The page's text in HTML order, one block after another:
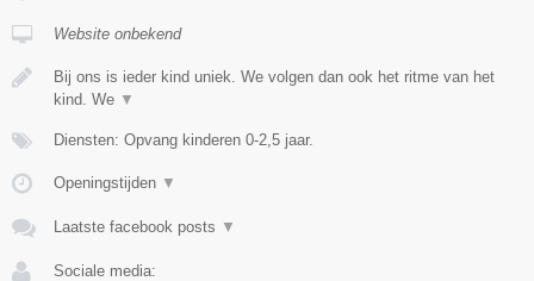
Website onbekend
Bij ons is ieder kind uniek. We volgen dan ook het ritme van het
kind. We ▼
Diensten: Opvang kinderen 0-2,5 jaar.
Openingstijden ▼
Laatste facebook posts ▼
Sociale media: